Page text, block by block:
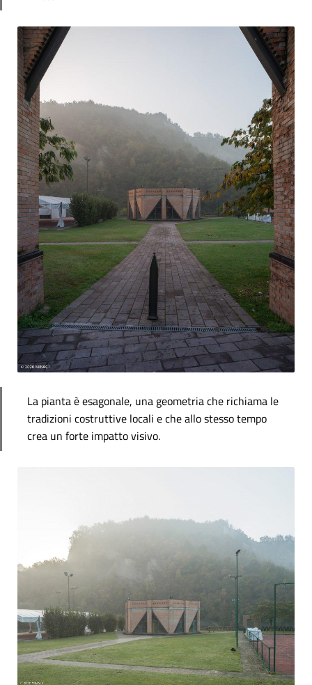
La pianta è esagonale, una geometria che richiama le
tradizioni costruttive locali e che allo stesso tempo
crea un forte impatto visivo.